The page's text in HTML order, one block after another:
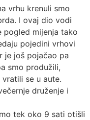
vrhu krenuli smo
I ovaj dio vodi
pogled mijenja tako
pojedini vrhovi
je još pojačao pa
smo produžili,
se u aute.
druženje i
tek oko 9 sati otišli